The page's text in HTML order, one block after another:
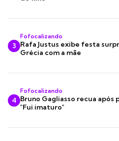
3
Fofocalizando
Rafa Justus exibe festa
Grécia com a mãe
4
Fofocalizando
Bruno Gagliasso recua
"Fui imaturo"